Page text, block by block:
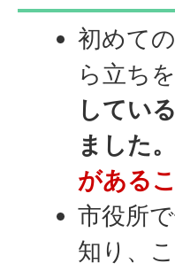
初めて
ら立ち
してい
ました
がある
市役所
知り、